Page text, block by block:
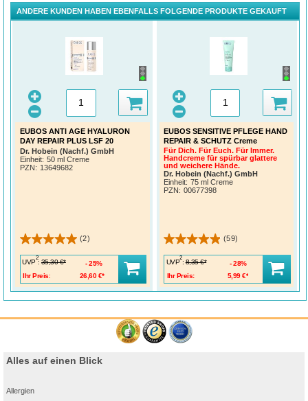
Propylene Glycol | Cetearyl Alcohol | Glycerin | Diethylamino Hydroxybenzoyl
Hexyl Benzoate | Ethylhexyl Triazone | Dibutyl Adipate | Butyrospermum Parkii
Iminodisuccinate | Phenoxyethanol | Sodium Acrylate/Sodium Acryloyldimethyl
Taurate Copolymer | Allantoin | Zinc PCA | Xanthan Gum | Citric Acid | Vitis
Vinifera (Grape) Fruit Extract | Disodium EDTA | Linalool | Sodium Metabisulfite |
Sodium Sulfite | Sodium Hydroxide | Sodium Hyaluronate | Scutellaria Baicalensis
Root Extract | Morus Alba Root Extract | Butylene Glycol | Citronellol | Ubiquinone
| Alpha-Isomethyl Ionone | Geraniol | Saxifraga Sarmentosa Extract | Citral |
Parfum (Fragrance)
ANDERE KUNDEN HABEN EBENFALLS FOLGENDE PRODUKTE GEKAUFT
EUBOS ANTI AGE HYALURON
DAY REPAIR PLUS LSF 20
Dr. Hobein (Nachf.) GmbH
Einheit: 50 ml Creme
PZN: 13649682
(2)
UVP
2
: 35,30 €*
Ihr Preis:
26,60 €*
25%
EUBOS SENSITIVE PFLEGE HAND
REPAIR & SCHUTZ Creme
Für Dich. Für Euch. Für Immer.
Handcreme für spürbar glattere
und weichere Hände.
Dr. Hobein (Nachf.) GmbH
Einheit: 75 ml Creme
PZN: 00677398
(59)
UVP
2
: 8,35 €*
Ihr Preis:
5,99 €*
28%
Alles auf einen Blick
Allergien